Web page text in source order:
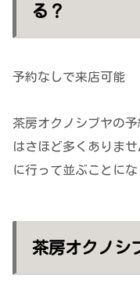
る？
予約なしで来店可能
茶房オクノシブヤの
はさほど多くありま
に行って並ぶことにな
茶房オクノシ